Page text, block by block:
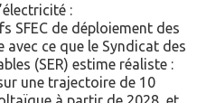
:
SFEC de déploiement des
avec ce que le Syndicat des
(SER) estime réaliste :
une trajectoire de 10